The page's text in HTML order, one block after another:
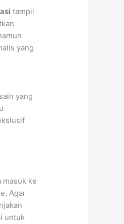
tampil
yang
yang
masuk ke
Agar
untuk